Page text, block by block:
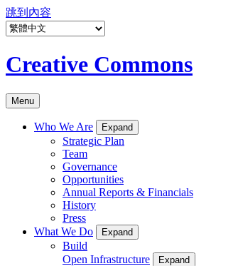
跳到內容
Creative Commons
Menu
Who We Are Expand
Strategic Plan
Team
Governance
Opportunities
Annual Reports & Financials
History
Press
What We Do
Expand
Build
Open Infrastructure
Expand